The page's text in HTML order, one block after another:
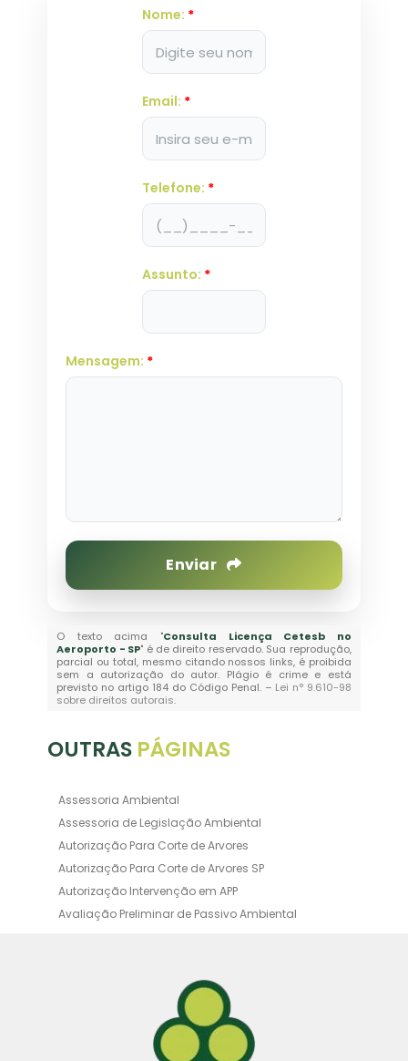
Nome: *
Email: *
Telefone: *
Assunto: *
Mensagem: *
Enviar
O texto acima "Consulta Licença Cetesb no
Aeroporto - SP" é de direito reservado. Sua reprodução,
parcial ou total, mesmo citando nossos links, é proibida
sem a autorização do autor. Plágio é crime e está
previsto no artigo 184 do Código Penal. – Lei n° 9.610-98
sobre direitos autorais.
OUTRAS PÁGINAS
Assessoria Ambiental
Assessoria de Legislação Ambiental
Autorização Para Corte de Arvores
Autorização Para Corte de Arvores SP
Autorização Intervenção em APP
Avaliação Preliminar de Passivo Ambiental
Certificado de Movimentação de Resíduos de
Certificado de Movimentação de Resíduos de
Interesse Ambiental Cadri
Consultoria Ambiental Orçamento